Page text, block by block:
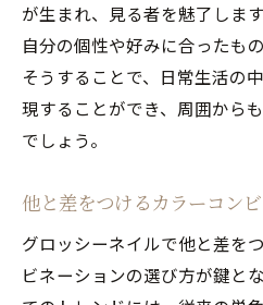
が生まれ、見る者を魅了しま
自分の個性や好みに合ったも
そうすることで、日常生活の
現することができ、周囲から
でしょう。
他と差をつけるカラーコン
グロッシーネイルで他と差を
ビネーションの選び方が鍵と